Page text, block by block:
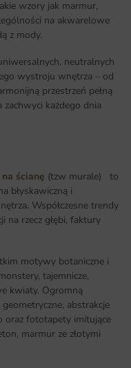
wzory jak marmur,
na akwarelowe
z mody.
neutralnych
wystroju wnętrza – od
przestrzeń pełną
każdego dnia
ścianę (tzw murale) to
błyskawiczną i
. Współczesne trendy
na rzecz głębi, faktury
motywy botaniczne i
tajemnicze,
kwiaty. Ogromną
abstrakcje
oraz fototapety imitujące
marmur ze złotymi